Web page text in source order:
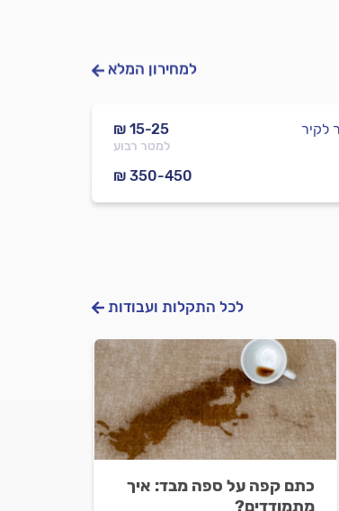
למחירון המלא
₪ 15-25
למטר רבוע
לקיר
₪ 350-450
לכל התקלות ועבודות
כתם קפה על ספה מבד: איך
מתמודדים?